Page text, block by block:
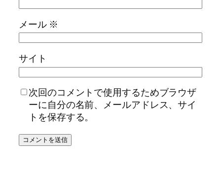
メール ※
サイト
次回のコメントで使用するためブラウザ
ーに自分の名前、メールアドレス、サイ
トを保存する。